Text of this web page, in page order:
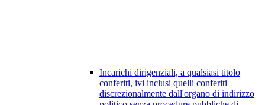
Incarichi dirigenziali, a qualsiasi titolo
conferiti, ivi inclusi quelli conferiti
discrezionalmente dall'organo di indirizzo